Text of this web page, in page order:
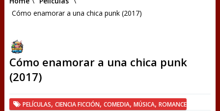
Cómo enamorar a una chica punk (2017)
Cómo enamorar a una chica punk
(2017)
PELÍCULAS, CIENCIA FICCIÓN, COMEDIA, MÚSICA, ROMANCE